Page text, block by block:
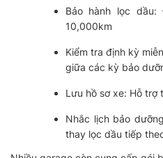
Bảo hành lọc
10,000km
Kiểm tra định kỳ
giữa các kỳ bảo
Lưu hồ sơ xe: Hỗ trợ
Nhắc lịch bảo
thay lọc dầu tiếp